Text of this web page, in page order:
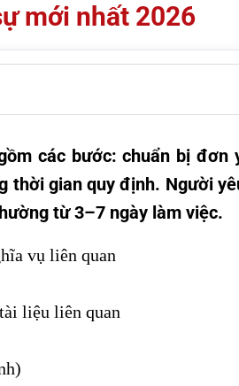
mới nhất 2026
các bước: chuẩn bị đơn
thời gian quy định. Người
từ 3–7 ngày làm việc.
vụ liên quan
liệu liên quan